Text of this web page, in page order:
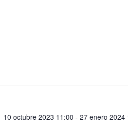
10 octubre 2023 11:00 - 27 enero 2024